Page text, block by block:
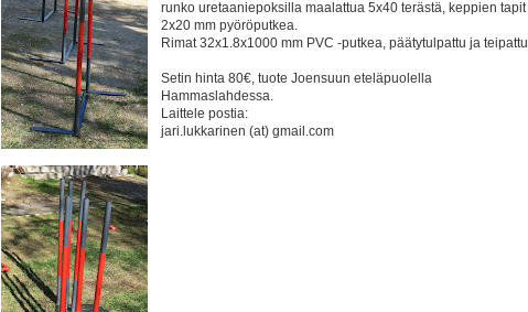
runko uretaaniepoksilla maalattua 5x40 terästä, keppien tapit
2x20 mm pyöröputkea.
Rimat 32x1.8x1000 mm PVC -putkea, päätytulpattu ja teipattu.
Setin hinta 80€, tuote Joensuun eteläpuolella
Hammaslahdessa.
Laittele postia:
jari.lukkarinen (at) gmail.com